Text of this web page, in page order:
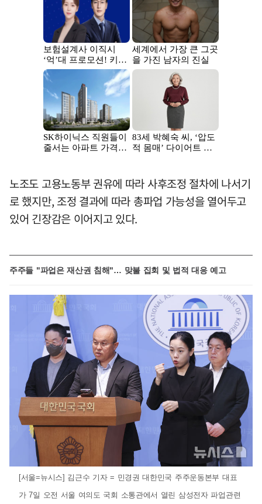
노조도 고용노동부 권유에 따라 사후조정 절차에 나서기
로 했지만, 조정 결과에 따라 총파업 가능성을 열어두고
있어 긴장감은 이어지고 있다.
주주들 "파업은 재산권 침해"… 맞불 집회 및 법적 대응 예고
[서울=뉴시스] 김근수 기자 = 민경권 대한민국 주주운동본부 대표
가 7일 오전 서울 여의도 국회 소통관에서 열린 삼성전자 파업관련